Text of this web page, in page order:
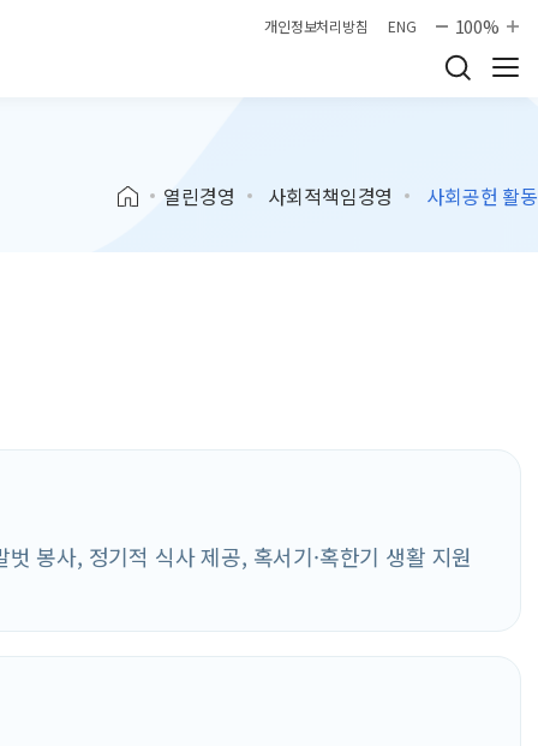
개인정보처리방침 ENG 100%
열린경영 사회적책임경영 사회공헌 활동
봉사, 정기적 식사 제공, 혹서기·혹한기 생활 지원